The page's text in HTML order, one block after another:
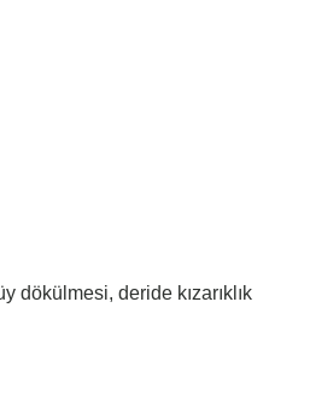
dökülmesi, deride kızarıklık